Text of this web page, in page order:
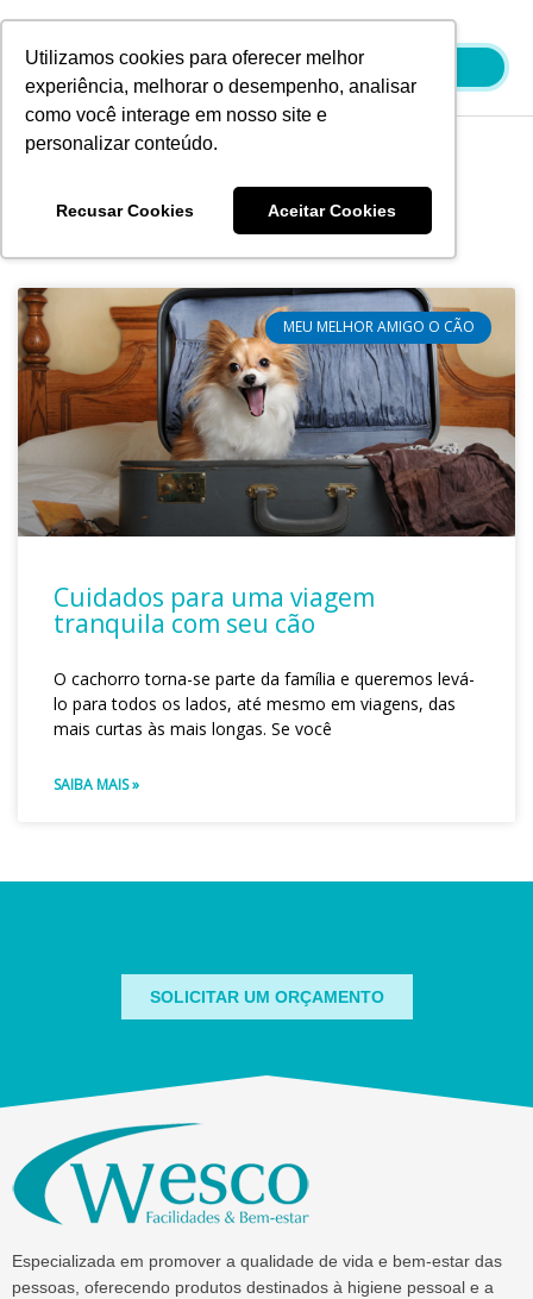
Utilizamos cookies para oferecer melhor
experiência, melhorar o desempenho, analisar
como você interage em nosso site e
personalizar conteúdo.
Recusar Cookies Aceitar Cookies
conteúdo
Blog
MEU MELHOR AMIGO O CÃO
Cuidados para uma viagem
tranquila com seu cão
O cachorro torna-se parte da família e queremos levá-
lo para todos os lados, até mesmo em viagens, das
mais curtas às mais longas. Se você
SAIBA MAIS »
SOLICITAR UM ORÇAMENTO
Especializada em promover a qualidade de vida e bem-estar das
pessoas, oferecendo produtos destinados à higiene pessoal e a